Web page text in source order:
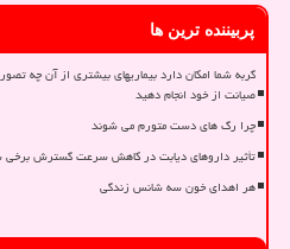
پربیننده ترین ها
گربه شما امکان دارد بیماریهای بیشتری از آن چه
صیانت از خود انجام دهید
چرا رگ های دست متورم می شوند
تأثیر داروهای دیابت در کاهش سرعت گسترش برخی
هر اهدای خون سه شانس زندگی